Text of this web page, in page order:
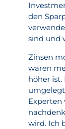
den
sind und
Zinsen
waren
höher
Experten
wird. Ich